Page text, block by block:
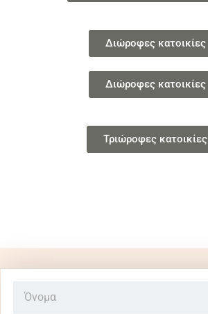
Διώροφες κατοικίες
Διώροφες κατοικίες
Τριώροφες κατοικίες